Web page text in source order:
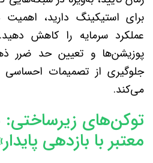
برای استیکینگ دارید، اهمیت
عملکرد سرمایه را کاهش
پوزیشن‌ها و تعیین حد ضرر
جلوگیری از تصمیمات احساسی
می‌کند.
توکن‌های
معتبر با بازدهی